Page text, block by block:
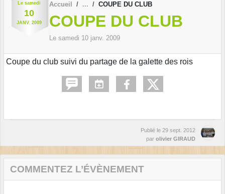
Le samedi
10
JANV. 2009
Accueil COUPE DU CLUB
COUPE DU CLUB
Le samedi 10 janv. 2009
Coupe du club suivi du partage de la galette des rois
Publié le 29 sept. 2012
par olivier GIRAUD
COMMENTEZ L’ÉVÈNEMENT